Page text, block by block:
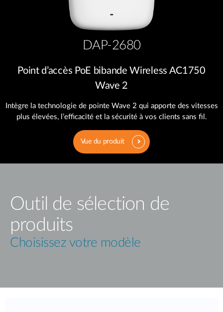
DAP-2680
Point d’accès PoE bibande Wireless AC1750
Wave 2
Intègre la technologie de pointe Wave 2 qui apporte des vitesses
plus élevées, l’efficacité et la sécurité à vos clients sans fil.
Vue du produit
Outil de sélection de
produits
Choisissez votre modèle